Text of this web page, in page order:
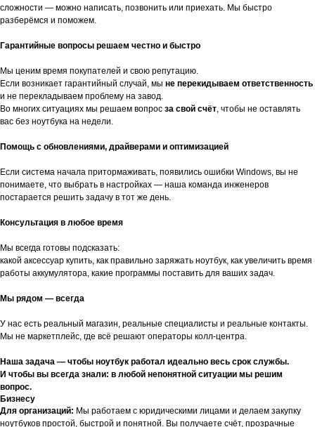
сложности — можно написать, позвонить или приехать. Мы быстро
разберёмся и поможем.
Гарантийные вопросы решаем честно и быстро
Мы ценим время покупателей и свою репутацию.
Если возникает гарантийный случай, мы не перекидываем ответственность
и не перекладываем проблему на завод.
Во многих ситуациях мы решаем вопрос за свой счёт, чтобы не оставлять
вас без ноутбука на недели.
Помощь с обновлениями, драйверами и оптимизацией
Если система начала притормаживать, появились ошибки Windows, вы не
понимаете, что выбрать в настройках — наша команда инженеров
постарается решить задачу в тот же день.
Консультация в любое время
Мы всегда готовы подсказать:
какой аксессуар купить, как правильно заряжать ноутбук, как увеличить время
работы аккумулятора, какие программы поставить для ваших задач.
Мы рядом — всегда
У нас есть реальный магазин, реальные специалисты и реальные контакты.
Мы не маркетплейс, где всё решают операторы колл-центра.
Наша задача — чтобы ноутбук работал идеально весь срок службы.
И чтобы вы всегда знали: в любой непонятной ситуации мы решим
вопрос.
Бизнесу
Для организаций: Мы работаем с юридическими лицами и делаем закупку
ноутбуков простой, быстрой и понятной. Вы получаете счёт, прозрачные